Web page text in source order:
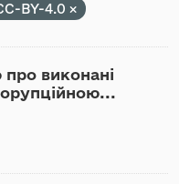
BY-4.0
виконані